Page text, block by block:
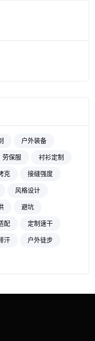
户外装备
劳保服
衬衫定制
克
接缝强度
风格设计
避坑
配
定制速干
汗
户外徒步